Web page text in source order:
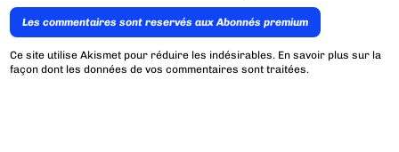
Les commentaires sont reservés aux Abonnés premium
Ce site utilise Akismet pour réduire les indésirables. En savoir plus sur la
façon dont les données de vos commentaires sont traitées.